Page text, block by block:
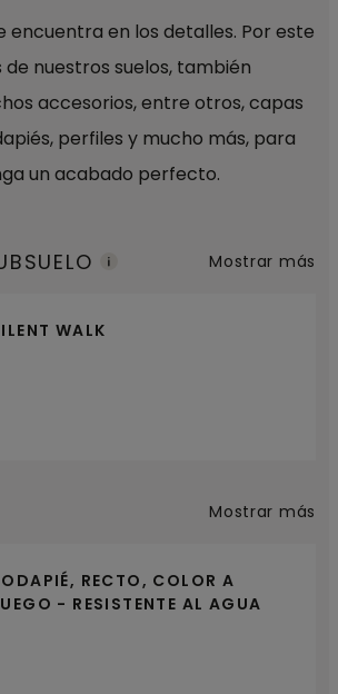
encuentra en los detalles. Por este
nuestros suelos, también
accesorios, entre otros, capas
perfiles y mucho más, para
un acabado perfecto.
WALK
Mostrar más
RECTO, COLOR A
- RESISTENTE AL AGUA
Mostrar más